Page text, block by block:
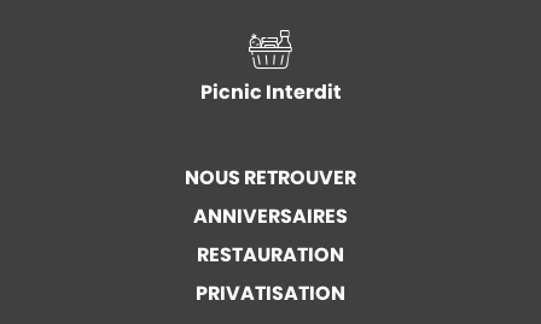
Picnic Interdit
NOUS RETROUVER
ANNIVERSAIRES
RESTAURATION
PRIVATISATION